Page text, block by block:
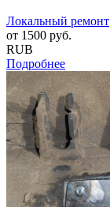
Локальный ремонт
от 1500 руб.
RUB
Подробнее